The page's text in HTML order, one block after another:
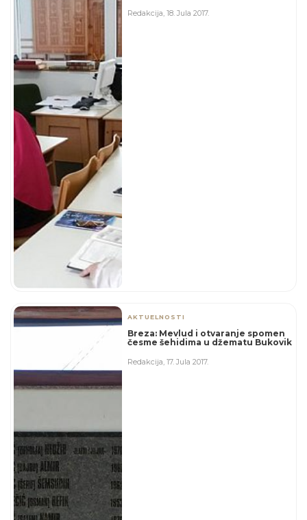
Redakcija,18. Jula 2017.
AKTUELNOSTI
Breza: Mevlud i otvaranje spomen
česme šehidima u džematu Bukovik
Redakcija ,17. Jula 2017.